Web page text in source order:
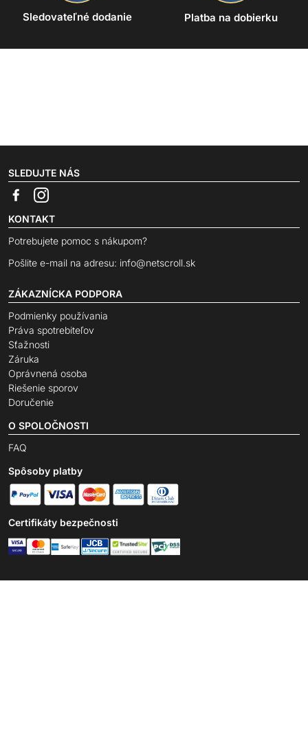
Sledovateľné dodanie Platba na dobierku
SLEDUJTE NÁS
KONTAKT
Potrebujete pomoc s nákupom?
Pošlite e-mail na adresu: info@netscroll.sk
ZÁKAZNÍCKA PODPORA
Podmienky používania
Práva spotrebiteľov
Sťažnosti
Záruka
Oprávnená osoba
Riešenie sporov
Doručenie
O SPOLOČNOSTI
FAQ
Spôsoby platby
Certifikáty bezpečnosti